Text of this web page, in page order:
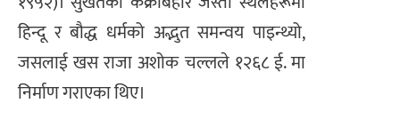
हिन्दू र बौद्ध धर्मको अद्भुत समन्वय पाइन्थ्यो,
जसलाई खस राजा अशोक चल्लले १२६८ ई. मा
निर्माण गराएका थिए।